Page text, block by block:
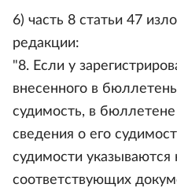
6) часть 8 статьи 47
редакции:
"8. Если у
внесенного в
судимость, в
сведения о его
судимости указываются
соответствующих